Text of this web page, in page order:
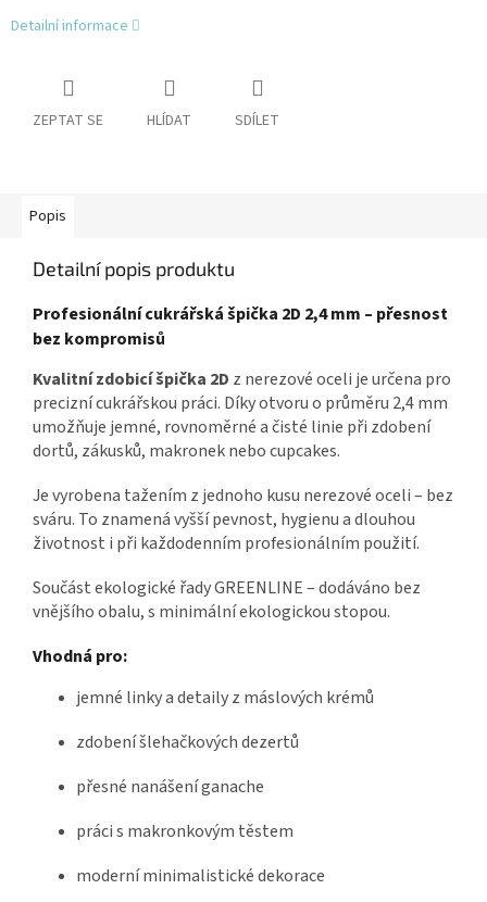
Detailní informace
ZEPTAT SE HLÍDAT SDÍLET
Popis
Detailní popis produktu
Profesionální cukrářská špička 2D 2,4 mm – přesnost
bez kompromisů
Kvalitní zdobicí špička 2D z nerezové oceli je určena pro
precizní cukrářskou práci. Díky otvoru o průměru 2,4 mm
umožňuje jemné, rovnoměrné a čisté linie při zdobení
dortů, zákusků, makronek nebo cupcakes.
Je vyrobena tažením z jednoho kusu nerezové oceli – bez
sváru. To znamená vyšší pevnost, hygienu a dlouhou
životnost i při každodenním profesionálním použití.
Součást ekologické řady GREENLINE – dodáváno bez
vnějšího obalu, s minimální ekologickou stopou.
Vhodná pro:
jemné linky a detaily z máslových krémů
zdobení šlehačkových dezertů
přesné nanášení ganache
práci s makronkovým těstem
moderní minimalistické dekorace